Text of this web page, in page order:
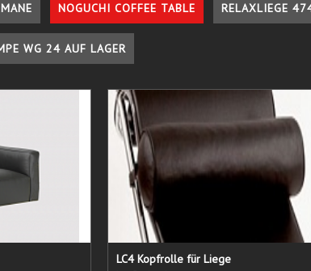
NOGUCHI COFFEE TABLE RELAXLIEGE
WG 24 AUF LAGER
LC4 Kopfrolle für Liege